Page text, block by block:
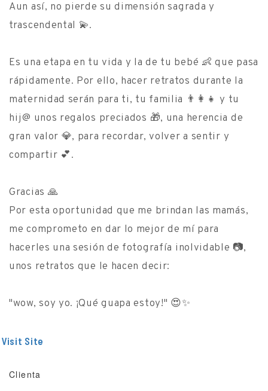
Aun así, no pierde su dimensión sagrada y
trascendental 💫.
Es una etapa en tu vida y la de tu bebé 👶 que pasa
rápidamente. Por ello, hacer retratos durante la
maternidad serán para ti, tu familia 👨‍👩‍👧 y tu
hij@ unos regalos preciados 🎁, una herencia de
gran valor 💎, para recordar, volver a sentir y
compartir 💕.
Gracias 🙏
Por esta oportunidad que me brindan las mamás,
me comprometo en dar lo mejor de mí para
hacerles una sesión de fotografía inolvidable 📷,
unos retratos que le hacen decir:
"wow, soy yo. ¡Qué guapa estoy!" 😍✨
Visit Site
Clienta